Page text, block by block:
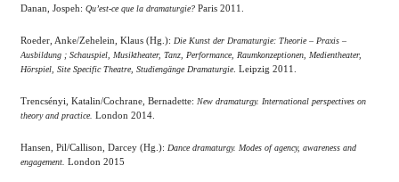
Danan, Jospeh: Qu’est-ce que la dramaturgie? Paris 2011.
Roeder, Anke/Zehelein, Klaus (Hg.): Die Kunst der Dramaturgie: Theorie – Praxis –
Ausbildung ; Schauspiel, Musiktheater, Tanz, Performance, Raumkonzeptionen, Medientheater,
Hörspiel, Site Specific Theatre, Studiengänge Dramaturgie . Leipzig 2011.
Trencsényi, Katalin/Cochrane, Bernadette: New dramaturgy. International perspectives on
theory and practice. London 2014.
Hansen, Pil/Callison, Darcey (Hg.): Dance dramaturgy. Modes of agency, awareness and
engagement. London 2015